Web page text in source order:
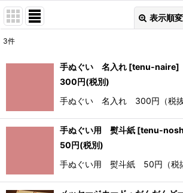
表示順
並び順:
3件
手ぬぐい 名入れ [tenu-naire]
300円(税別)
手ぬぐい 名入れ 300円（税抜
手ぬぐい用 熨斗紙 [tenu-
50円(税別)
手ぬぐい用 熨斗紙 50円（税